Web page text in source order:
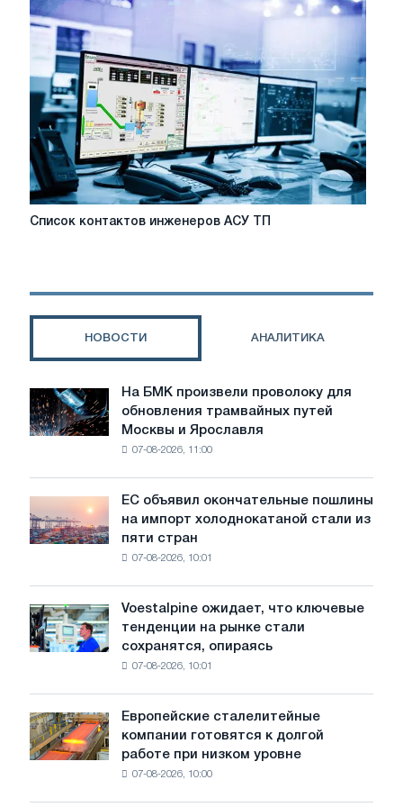
лодок
Список
ТП
Список контактов инженеров АСУ ТП
НОВОСТИ АНАЛИТИКА
На
БМК
произвели
трамвайных
путей
Ярославля
На БМК произвели проволоку для
обновления трамвайных путей
Москвы и Ярославля
07-08-2026, 11:00
объявил
окончательные
холоднокатаной
стали
стран
ЕС объявил окончательные пошлины
на импорт холоднокатаной стали из
пяти стран
07-08-2026, 10:01
Voestalpine
ожидает,
что
рынке
стали
на
Voestalpine ожидает, что ключевые
тенденции на рынке стали
сохранятся, опираясь
07-08-2026, 10:01
Европейские
сталелитейные
компании
Европейские сталелитейные
компании готовятся к долгой
работе при низком уровне
07-08-2026, 10:00